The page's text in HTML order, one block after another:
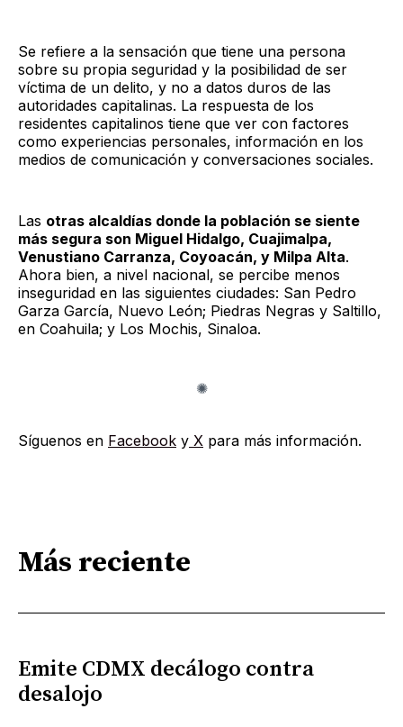
Se refiere a la sensación que tiene una persona
sobre su propia seguridad y la posibilidad de ser
víctima de un delito, y no a datos duros de las
autoridades capitalinas. La respuesta de los
residentes capitalinos tiene que ver con factores
como experiencias personales, información en los
medios de comunicación y conversaciones sociales.
Las otras alcaldías donde la población se siente
más segura son Miguel Hidalgo, Cuajimalpa,
Venustiano Carranza, Coyoacán, y Milpa Alta.
Ahora bien, a nivel nacional, se percibe menos
inseguridad en las siguientes ciudades: San Pedro
Garza García, Nuevo León; Piedras Negras y Saltillo,
en Coahuila; y Los Mochis, Sinaloa.
Síguenos en Facebook y X para más información.
Más reciente
Emite CDMX decálogo contra
desalojo